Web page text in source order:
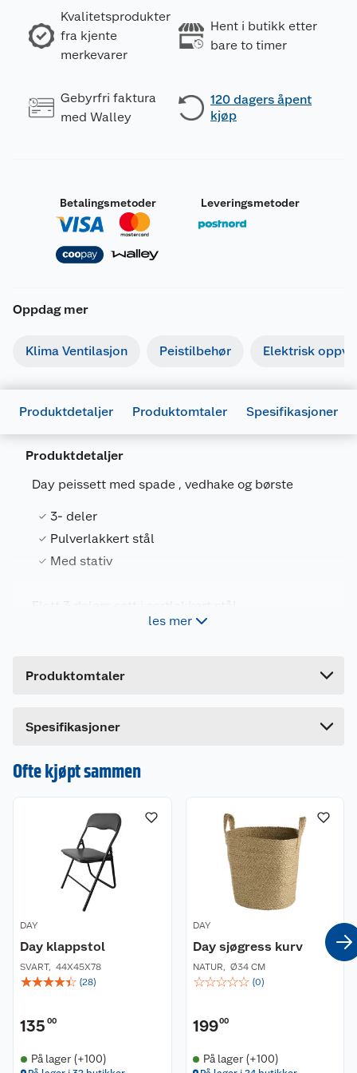
Kvalitetsprodukter
fra kjente
merkevarer
Hent i butikk etter
bare to timer
Gebyrfri faktura
med Walley
120 dagers åpent
kjøp
Betalingsmetoder Leveringsmetoder
Oppdag mer
Klima Ventilasjon Peistilbehør Elektrisk
Produktdetaljer Produktomtaler Spesifikasjoner
Produktdetaljer
Day peissett med spade , vedhake og børste
3- deler
Pulverlakkert stål
Med stativ
Base størrelse bunn 18x18x18x H49 cm.
Børste 53 cm.
les mer
Produktomtaler
Dette produktet har ikke fått noen omtale ennå.
en omtale.
Spesifikasjoner
Artikkelnummer
Lengde
Ofte kjøpt sammen
DAY
Day klappstol
SVART, 44X45X78
☆☆☆☆☆ (28)
135 00
På lager (+100)
DAY
Day sjøgress kurv
NATUR, Ø34 CM
☆☆☆☆☆ (0)
19900
På lager (+100)